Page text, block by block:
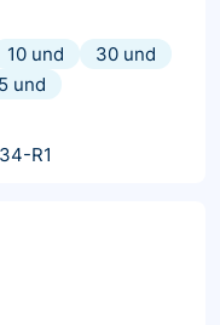
10 und
30 und
5 und
R1